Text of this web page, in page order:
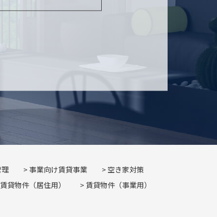
事業向け賃貸事業
空き家対策
賃貸物件（居住用）
賃貸物件（事業用）